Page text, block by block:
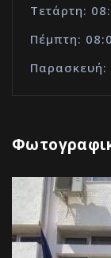
Τετάρτη:
Πέμπτη:
Παρασκευή: